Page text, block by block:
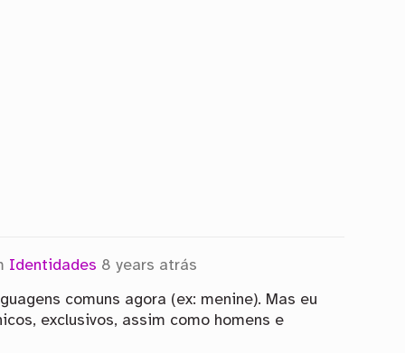
Identidades 8 years atrás
comuns agora (ex: menine). Mas eu
exclusivos, assim como homens e